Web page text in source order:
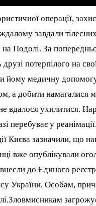
операції,
завдали
на Подолі. За
потерпілого на
йому медичну
а добити
вдалося ухилитися.
перебуває у
Києва зазначили, що
вже опублікували
до Єдиного
України. Особам,